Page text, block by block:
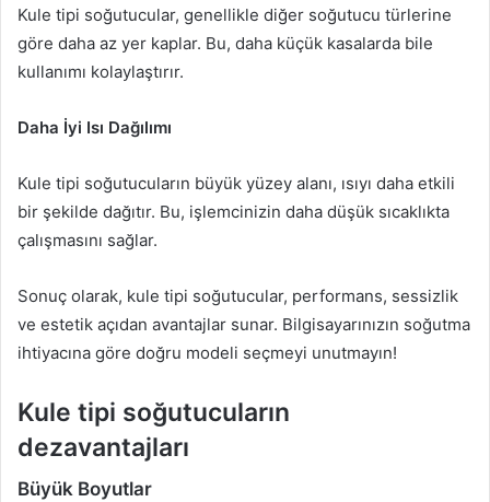
Kule tipi soğutucular, genellikle diğer soğutucu türlerine
göre daha az yer kaplar. Bu, daha küçük kasalarda bile
kullanımı kolaylaştırır.
Daha İyi Isı Dağılımı
Kule tipi soğutucuların büyük yüzey alanı, ısıyı daha etkili
bir şekilde dağıtır. Bu, işlemcinizin daha düşük sıcaklıkta
çalışmasını sağlar.
Sonuç olarak, kule tipi soğutucular, performans, sessizlik
ve estetik açıdan avantajlar sunar. Bilgisayarınızın soğutma
ihtiyacına göre doğru modeli seçmeyi unutmayın!
Kule tipi soğutucuların
dezavantajları
Büyük Boyutlar